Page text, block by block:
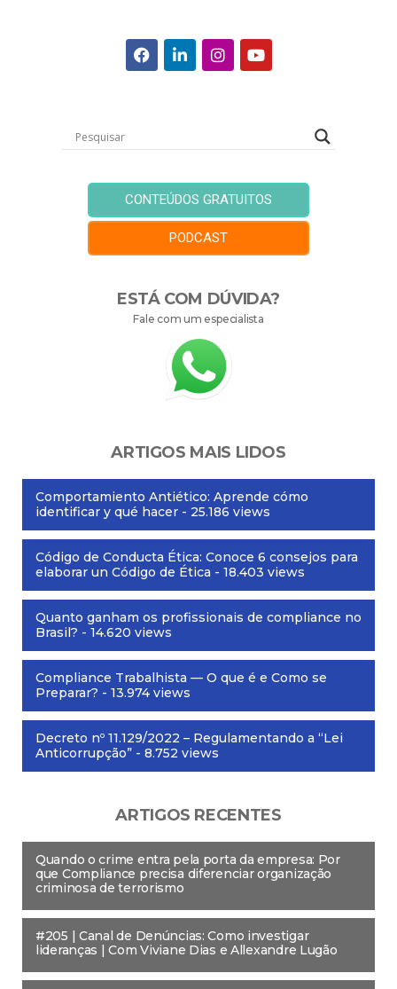
CONTEÚDOS GRATUITOS
PODCAST
ESTÁ COM DÚVIDA?
Fale com um especialista
ARTIGOS MAIS LIDOS
Comportamiento Antiético: Aprende cómo
identificar y qué hacer - 25.186 views
Código de Conducta Ética: Conoce 6 consejos para
elaborar un Código de Ética - 18.403 views
Quanto ganham os profissionais de compliance no
Brasil? - 14.620 views
Compliance Trabalhista — O que é e Como se
Preparar? - 13.974 views
Decreto nº 11.129/2022 – Regulamentando a “Lei
Anticorrupção” - 8.752 views
ARTIGOS RECENTES
Quando o crime entra pela porta da empresa: Por
que Compliance precisa diferenciar organização
criminosa de terrorismo
#205 | Canal de Denúncias: Como investigar
lideranças | Com Viviane Dias e Allexandre Lugão